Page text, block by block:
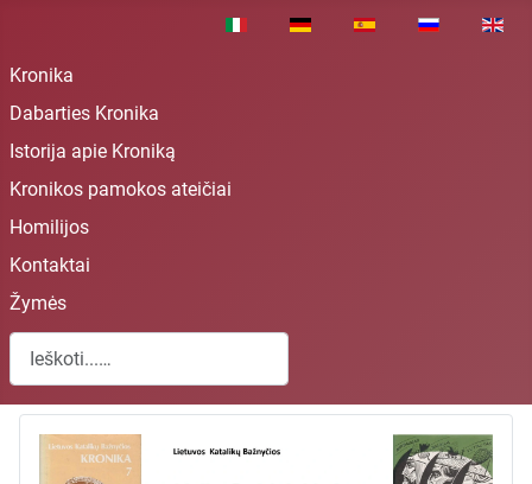
Pasirinkite savo kalbą
Kronika
Dabarties Kronika
Istorija apie Kroniką
Kronikos pamokos ateičiai
Homilijos
Kontaktai
Žymės
Paieška